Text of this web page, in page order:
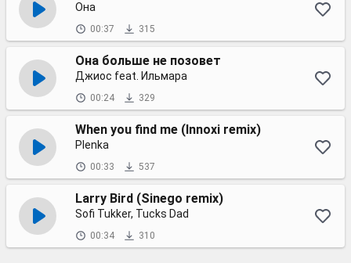
Она
00:37 315
Она больше не позовет
Джиос feat. Ильмара
00:24 329
When you find me (Innoxi remix)
Plenka
00:33 537
Larry Bird (Sinego remix)
Sofi Tukker, Tucks Dad
00:34 310